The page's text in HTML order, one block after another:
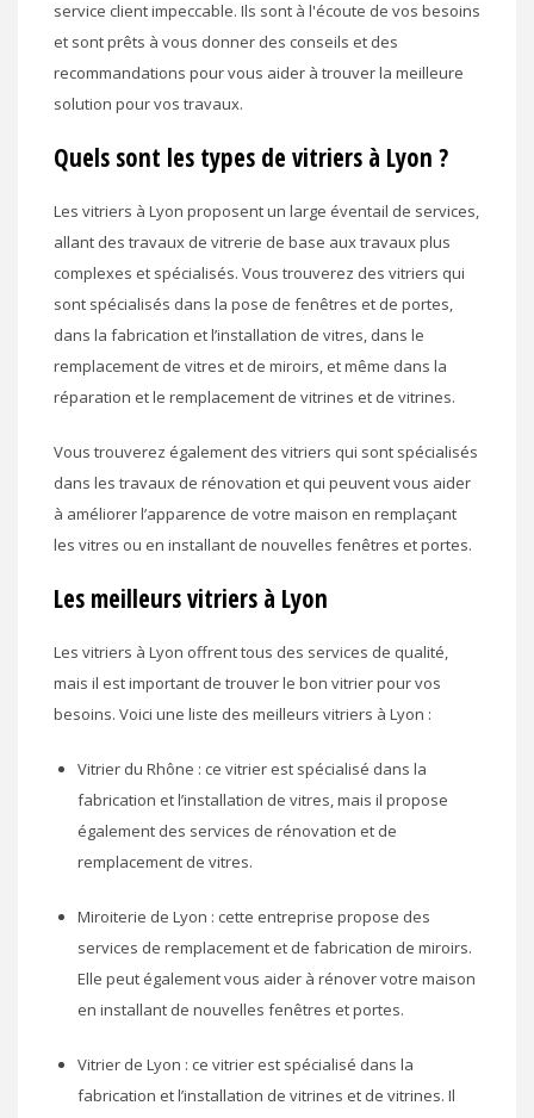
service client impeccable. Ils sont à l'écoute de vos besoins
et sont prêts à vous donner des conseils et des
recommandations pour vous aider à trouver la meilleure
solution pour vos travaux.
Quels sont les types de vitriers à Lyon ?
Les vitriers à Lyon proposent un large éventail de services,
allant des travaux de vitrerie de base aux travaux plus
complexes et spécialisés. Vous trouverez des vitriers qui
sont spécialisés dans la pose de fenêtres et de portes,
dans la fabrication et l’installation de vitres, dans le
remplacement de vitres et de miroirs, et même dans la
réparation et le remplacement de vitrines et de vitrines.
Vous trouverez également des vitriers qui sont spécialisés
dans les travaux de rénovation et qui peuvent vous aider
à améliorer l’apparence de votre maison en remplaçant
les vitres ou en installant de nouvelles fenêtres et portes.
Les meilleurs vitriers à Lyon
Les vitriers à Lyon offrent tous des services de qualité,
mais il est important de trouver le bon vitrier pour vos
besoins. Voici une liste des meilleurs vitriers à Lyon :
Vitrier du Rhône : ce vitrier est spécialisé dans la
fabrication et l’installation de vitres, mais il propose
également des services de rénovation et de
remplacement de vitres.
Miroiterie de Lyon : cette entreprise propose des
services de remplacement et de fabrication de miroirs.
Elle peut également vous aider à rénover votre maison
en installant de nouvelles fenêtres et portes.
Vitrier de Lyon : ce vitrier est spécialisé dans la
fabrication et l’installation de vitrines et de vitrines. Il